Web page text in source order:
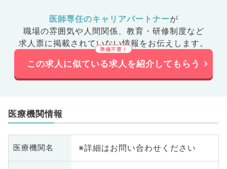
医師専任のキャリアパートナーが
職場の雰囲気や人間関係、 教育・研修制度など
求人票に掲載されていない情報をお伝えします。
この求人に似ている求人を紹介してもらう
医療機関情報
医療機関名 ※詳細はお問い合わせください